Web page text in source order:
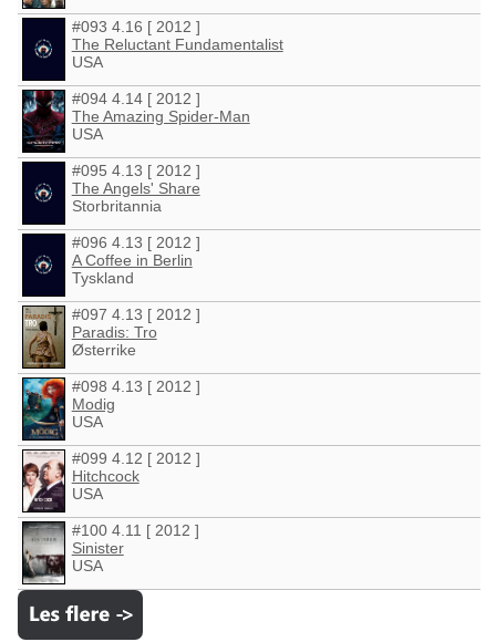
#093 4.16 [ 2012 ]
The Reluctant Fundamentalist
USA
#094 4.14 [ 2012 ]
The Amazing Spider-Man
USA
#095 4.13 [ 2012 ]
The Angels' Share
Storbritannia
#096 4.13 [ 2012 ]
A Coffee in Berlin
Tyskland
#097 4.13 [ 2012 ]
Paradis: Tro
Østerrike
#098 4.13 [ 2012 ]
Modig
USA
#099 4.12 [ 2012 ]
Hitchcock
USA
#100 4.11 [ 2012 ]
Sinister
USA